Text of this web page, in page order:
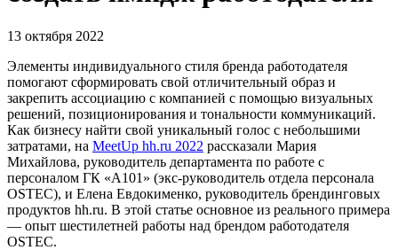
13 октября 2022
Элементы индивидуального стиля бренда работодателя
помогают сформировать свой отличительный образ и
закрепить ассоциацию с компанией с помощью визуальных
решений, позиционирования и тональности коммуникаций.
Как бизнесу найти свой уникальный голос с небольшими
затратами, на MeetUp hh.ru 2022 рассказали Мария
Михайлова, руководитель департамента по работе с
персоналом ГК «А101» (экс-руководитель отдела персонала
OSTEC), и Елена Евдокименко, руководитель брендинговых
продуктов hh.ru. В этой статье основное из реального примера
— опыт шестилетней работы над брендом работодателя
OSTEC.